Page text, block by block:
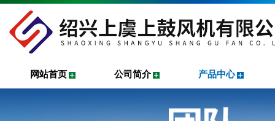
网站首页 公司简介 产品中心